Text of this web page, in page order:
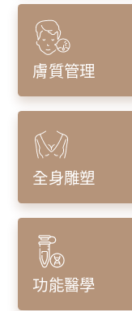
膚質管理
全身雕塑
功能醫學